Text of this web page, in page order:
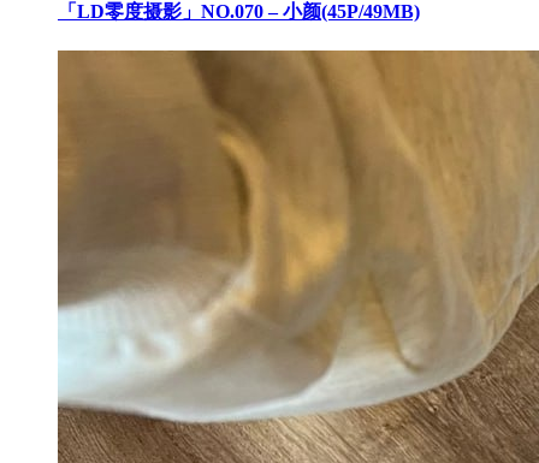
「LD零度摄影」NO.070 – 小颜(45P/49MB)